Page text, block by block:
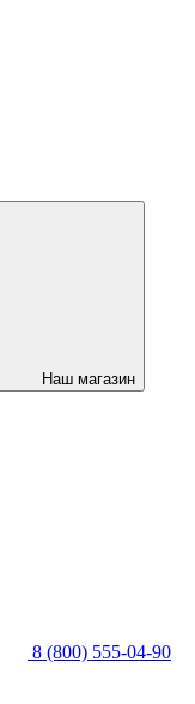
Наш магазин
8 (800) 555-04-90